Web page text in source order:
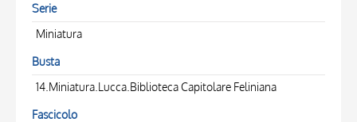
Serie
Miniatura
Busta
14.Miniatura.Lucca.Biblioteca Capitolare Feliniana
Fascicolo